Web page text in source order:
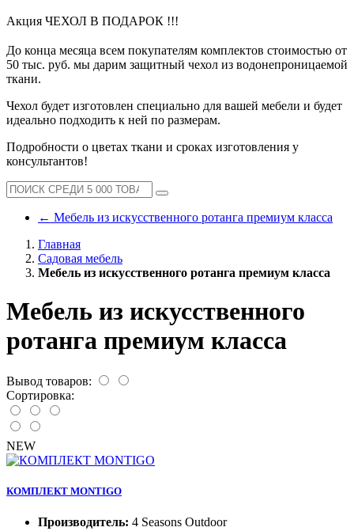
Акция ЧЕХОЛ В ПОДАРОК !!!
До конца месяца всем покупателям комплектов стоимостью от
50 тыс. руб. мы дарим защитный чехол из водонепроницаемой
ткани.
Чехол будет изготовлен специально для вашей мебели и будет
идеально подходить к ней по размерам.
Подробности о цветах ткани и сроках изготовления у
консультантов!
← Мебель из искусственного ротанга премиум класса
Главная
Садовая мебель
Мебель из искусственного ротанга премиум класса
Мебель из искусственного
ротанга премиум класса
Вывод товаров:
Сортировка:
NEW
КОМПЛЕКТ MONTIGO
Производитель: 4 Seasons Outdoor